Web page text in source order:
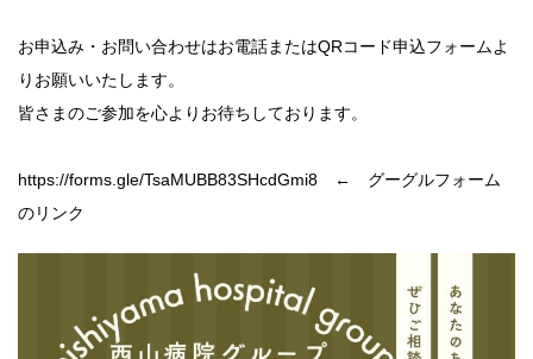
お申込み・お問い合わせはお電話またはQRコード申込フォームよ
りお願いいたします。
皆さまのご参加を心よりお待ちしております。
https://forms.gle/TsaMUBB83SHcdGmi8 ← グーグルフォーム
のリンク